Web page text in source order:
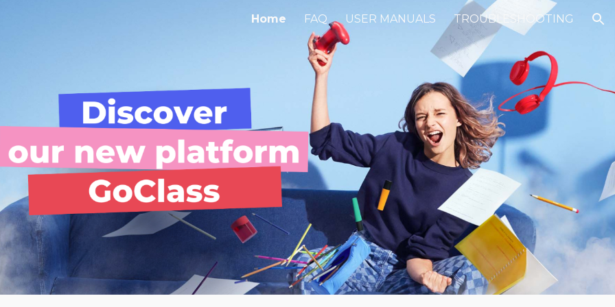
Skip to navigation
Home FAQ USER MANUALS TROUBLESHOOTING